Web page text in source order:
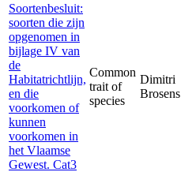
Soortenbesluit:
soorten die zijn
opgenomen in
bijlage IV van
de
Habitatrichtlijn,
en die
voorkomen of
kunnen
voorkomen in
het Vlaamse
Gewest. Cat3
Common
trait of
species
Dimitri
Brosens